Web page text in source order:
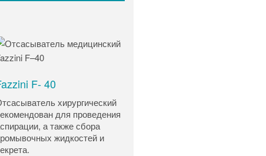
F- 40
хирургический
для проведения
а также сбора
жидкостей и